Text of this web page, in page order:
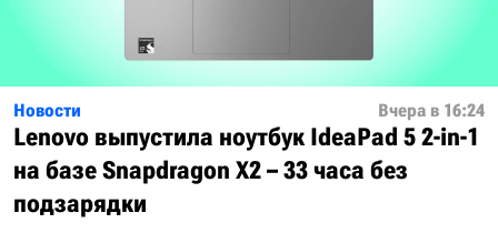
Новости Вчера в 16:24
Lenovo выпустила ноутбук IdeaPad 5 2-in-1
на базе Snapdragon X2 – 33 часа без
подзарядки